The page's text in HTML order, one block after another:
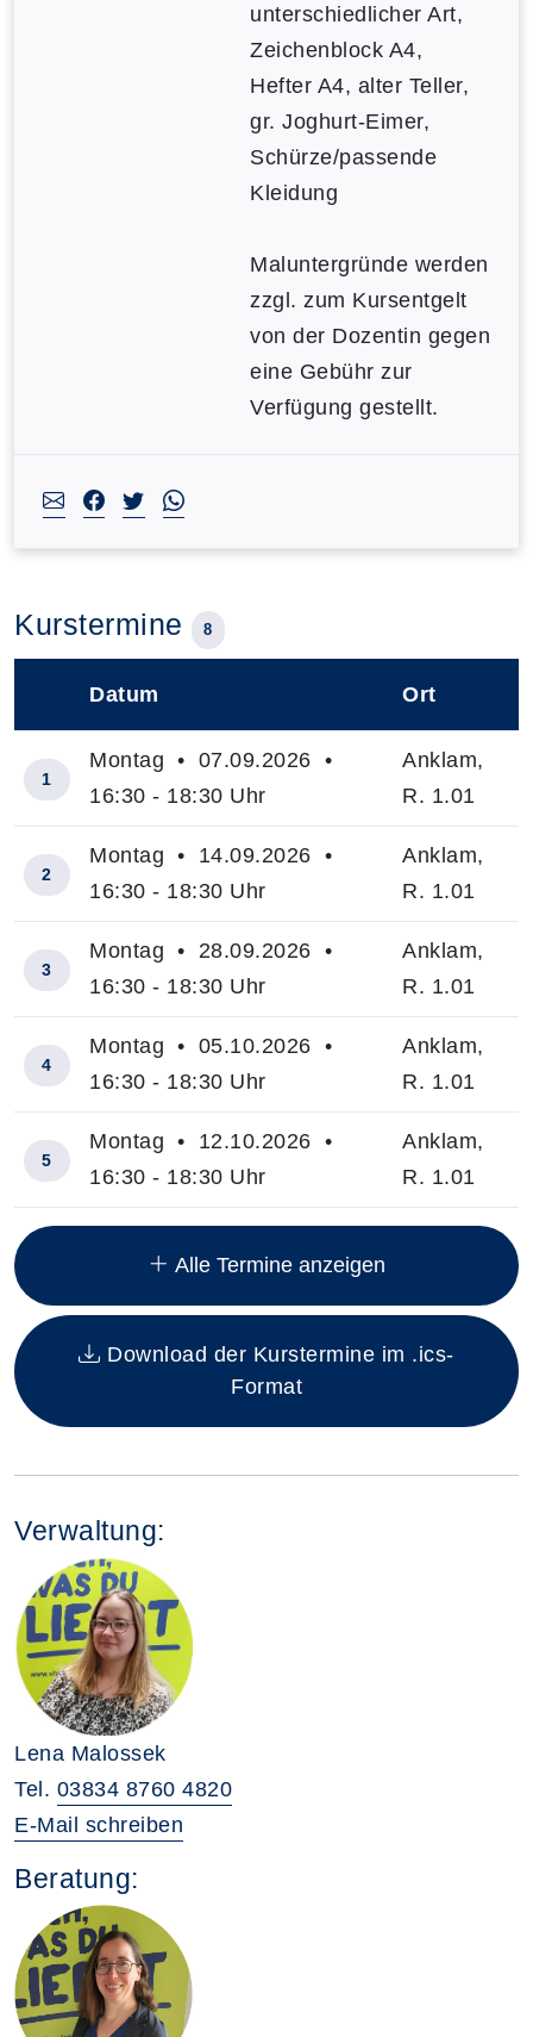
unterschiedlicher Art,
Zeichenblock A4,
Hefter A4, alter Teller,
gr. Joghurt-Eimer,
Schürze/passende
Kleidung
Maluntergründe werden
zzgl. zum Kursentgelt
von der Dozentin gegen
eine Gebühr zur
Verfügung gestellt.
Kurstermine 8
Insgesamt gibt es 8 Termine zum diesen Kurs
Datum Ort
1
Montag • 07.09.2026 •
16:30 - 18:30 Uhr
Anklam,
R. 1.01
2
Montag • 14.09.2026 •
16:30 - 18:30 Uhr
Anklam,
R. 1.01
3
Montag • 28.09.2026 •
16:30 - 18:30 Uhr
Anklam,
R. 1.01
4
Montag • 05.10.2026 •
16:30 - 18:30 Uhr
Anklam,
R. 1.01
5
Montag • 12.10.2026 •
16:30 - 18:30 Uhr
Anklam,
R. 1.01
Alle Termine anzeigen
Download der Kurstermine im .ics-
Format
Verwaltung:
Lena Malossek
Tel. 03834 8760 4820
E-Mail schreiben
Beratung: